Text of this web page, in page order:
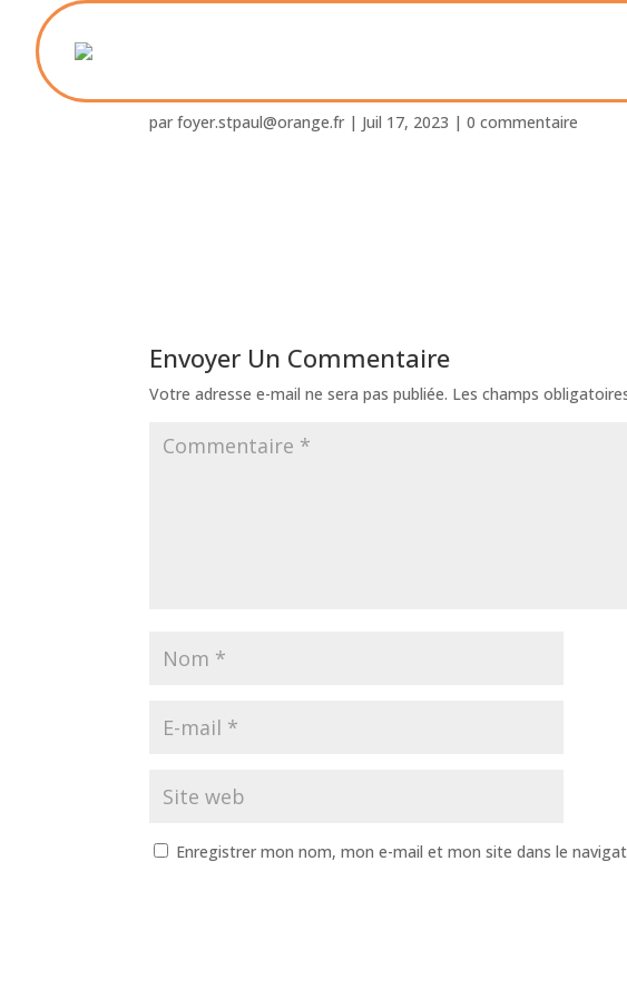
parfoyer.stpaul@orange.fr | Juil 17, 2023 |0 commentaire
Envoyer Un Commentaire
Votre adresse e-mail ne sera pas publiée. Les champs
Enregistrer mon nom, mon e-mail et mon site dans le